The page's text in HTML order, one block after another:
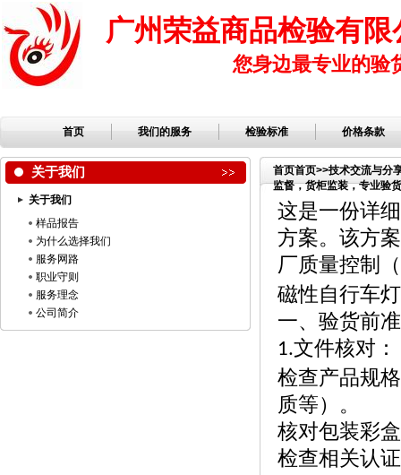
广州荣益商品检验有限
您身边最专业的验
首页 我们的服务 检验标准 价格条款
关于我们
关于我们
样品报告
为什么选择我们
服务网路
职业守则
服务理念
公司简介
首页首页>>技术交流与分
监督，货柜监装，专业验
检验，检品公司，服装检
这是一份详
方案。该方
厂质量控制（
磁性自行车
一、验货前
1.文件核对：
检查产品规
质等）。
核对包装彩
检查相关认